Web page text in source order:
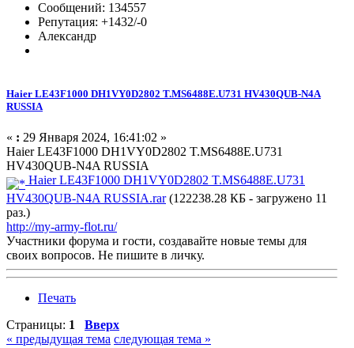
Сообщений: 134557
Репутация: +1432/-0
Александр
Haier LE43F1000 DH1VY0D2802 T.MS6488E.U731 HV430QUB-N4A
RUSSIA
« : 29 Января 2024, 16:41:02 »
Haier LE43F1000 DH1VY0D2802 T.MS6488E.U731
HV430QUB-N4A RUSSIA
Haier LE43F1000 DH1VY0D2802 T.MS6488E.U731
HV430QUB-N4A RUSSIA.rar(122238.28 КБ - загружено 11
раз.)
http://my-army-flot.ru/
Участники форума и гости, создавайте новые темы для
своих вопросов. Не пишите в личку.
Печать
Страницы: 1
Вверх
« предыдущая тема следующая тема »